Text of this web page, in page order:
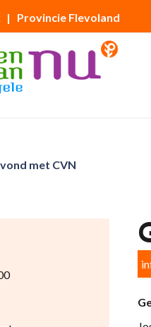
| Provincie Flevoland
met CVN